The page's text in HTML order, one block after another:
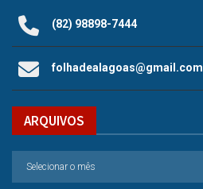
(82) 98898-7444
folhadealagoas@gmail.com
ARQUIVOS